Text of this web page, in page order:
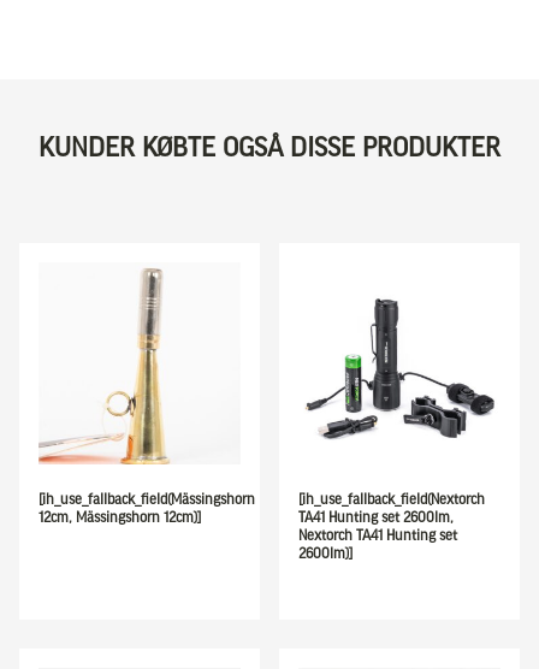
KUNDER KØBTE OGSÅ DISSE PRODUKTER
[ih_use_fallback_field(Mässingshorn
12cm, Mässingshorn 12cm)]
[ih_use_fallback_field(Nextorch
TA41 Hunting set 2600lm,
Nextorch TA41 Hunting set
2600lm)]